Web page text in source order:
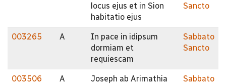
locus ejus et in Sion
habitatio ejus
Sancto
003265 A
In pace in idipsum
dormiam et
requiescam
Sabbato
Sancto
003506 A
Joseph ab Arimathia
Sabbato